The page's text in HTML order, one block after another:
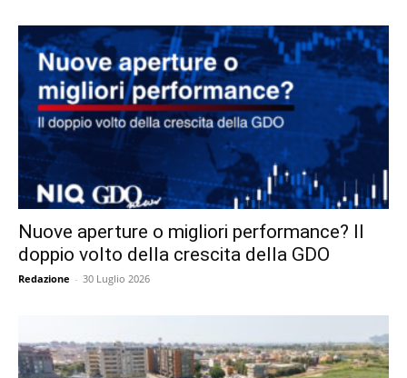
Nuove aperture o migliori performance? Il
doppio volto della crescita della GDO
Redazione - 30 Luglio 2026